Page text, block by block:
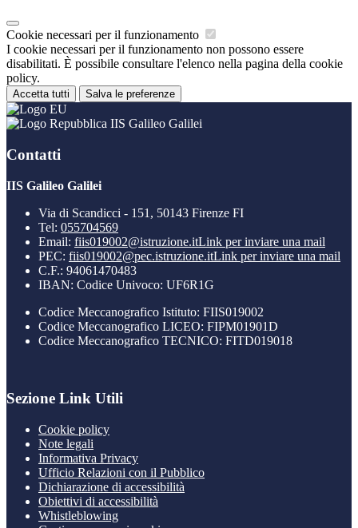
Cookie necessari per il funzionamento
I cookie necessari per il funzionamento non possono essere
disabilitati. È possibile consultare l'elenco nella pagina della cookie
policy.
Accetta tutti Salva le preferenze
IIS Galileo Galilei
Contatti
IIS Galileo Galilei
Via di Scandicci - 151, 50143 Firenze FI
Tel: 055704569
Email: fiis019002@istruzione.itLink per inviare una mail
PEC: fiis019002@pec.istruzione.itLink per inviare una mail
C.F.: 94061470483
IBAN: Codice Univoco: UF6R1G
Codice Meccanografico Istituto: FIIS019002
Codice Meccanografico LICEO: FIPM01901D
Codice Meccanografico TECNICO: FITD019018
Sezione Link Utili
Cookie policy
Note legali
Informativa Privacy
Ufficio Relazioni con il Pubblico
Dichiarazione di accessibilità
Obiettivi di accessibilità
Whistleblowing